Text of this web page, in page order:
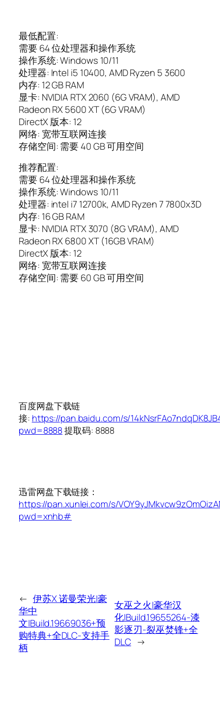
最低配置:
需要 64 位处理器和操作系统
操作系统: Windows 10/11
处理器: Intel i5 10400, AMD Ryzen 5 3600
内存: 12 GB RAM
显卡: NVIDIA RTX 2060 (6G VRAM), AMD
Radeon RX 5600 XT (6G VRAM)
DirectX 版本: 12
网络: 宽带互联网连接
存储空间: 需要 40 GB 可用空间
推荐配置:
需要 64 位处理器和操作系统
操作系统: Windows 10/11
处理器: intel i7 12700k, AMD Ryzen 7 7800x3D
内存: 16 GB RAM
显卡: NVIDIA RTX 3070 (8G VRAM), AMD
Radeon RX 6800 XT (16GB VRAM)
DirectX 版本: 12
网络: 宽带互联网连接
存储空间: 需要 60 GB 可用空间
百度网盘下载链
接: https://pan.baidu.com/s/
pwd=8888提取码: 8888
迅雷网盘下载链接：
https://pan.xunlei.com/s/
pwd=xnhb#
← 伊苏X 诺曼荣光|豪
华中
文|Build.19669036+预
购特典+全DLC-支持手
柄
女巫之火|豪华汉
化|Build.19655264-漆
影逐刃-裂巫焚锋+全
DLC →